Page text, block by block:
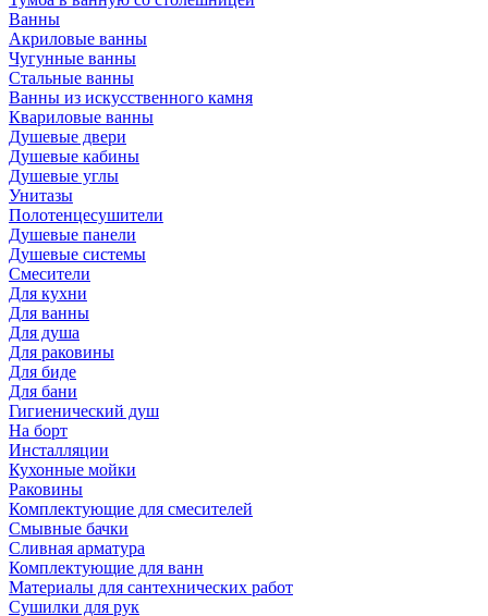
Ванны
Акриловые ванны
Чугунные ванны
Стальные ванны
Ванны из искусственного камня
Квариловые ванны
Душевые двери
Душевые кабины
Душевые углы
Унитазы
Полотенцесушители
Душевые панели
Душевые системы
Смесители
Для кухни
Для ванны
Для душа
Для раковины
Для биде
Для бани
Гигиенический душ
На борт
Инсталляции
Кухонные мойки
Раковины
Комплектующие для смесителей
Смывные бачки
Сливная арматура
Комплектующие для ванн
Материалы для сантехнических работ
Сушилки для рук